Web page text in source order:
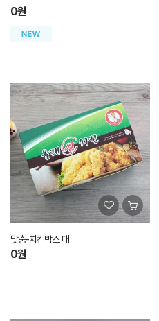
0원
맞춤-치킨박스 대
0원